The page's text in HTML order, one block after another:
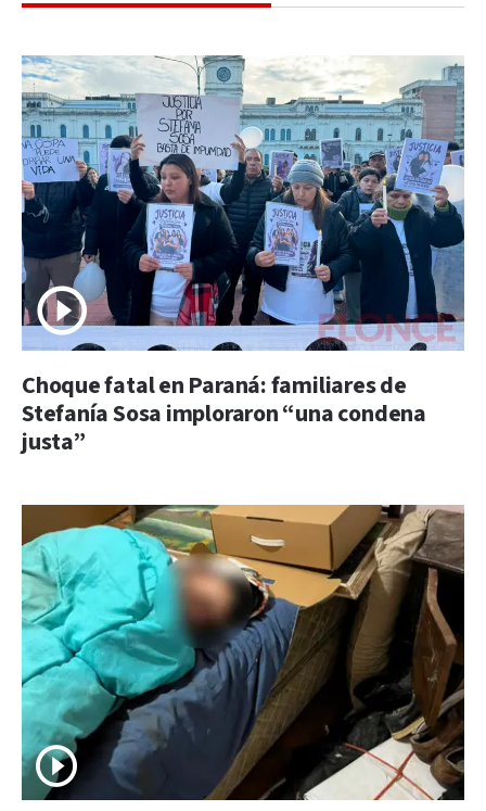
Choque fatal en Paraná: familiares de
Stefanía Sosa imploraron “una condena
justa”